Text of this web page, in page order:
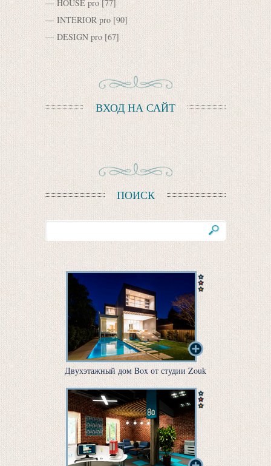
HOUSE pro [77]
INTERIOR pro [90]
DESIGN pro [67]
ВХОД НА САЙТ
ПОИСК
Двухэтажный дом Box от студии Zouk